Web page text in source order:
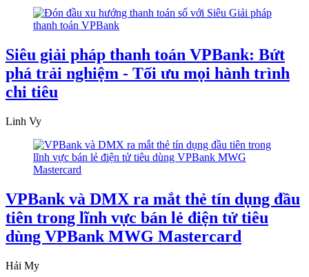
Siêu giải pháp thanh toán VPBank: Bứt
phá trải nghiệm - Tối ưu mọi hành trình
chi tiêu
Linh Vy
VPBank và DMX ra mắt thẻ tín dụng đầu
tiên trong lĩnh vực bán lẻ điện tử tiêu
dùng VPBank MWG Mastercard
Hải My